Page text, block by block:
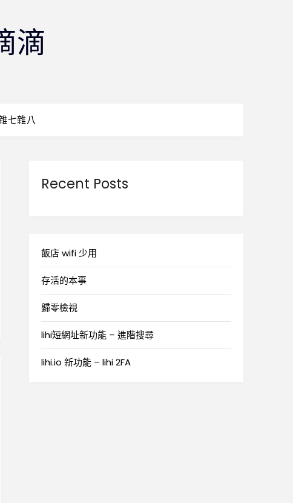
滴
七雜八
Recent Posts
飯店 wifi 少用
存活的本事
歸零檢視
lihi短網址新功能 – 進階搜尋
lihi.io 新功能 – lihi 2FA